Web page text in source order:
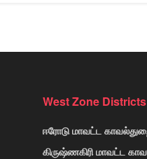
West Zone Districts
ஈரோடு மாவட்ட
கிருஷ்ணகிரி மாவட்ட